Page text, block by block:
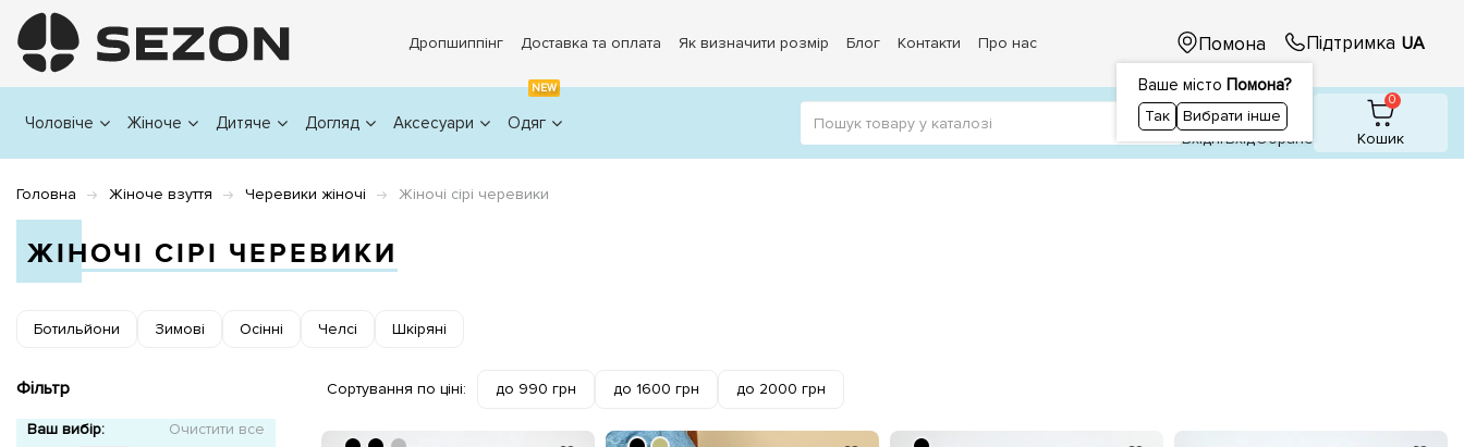
Дропшиппінг Доставка та оплата Як визначити розмір Блог Контакти Про нас Помона
Ваше місто Помона?
Так Вибрати інше
Підтримка UA
Чоловіче Жіноче Дитяче Догляд Аксесуари
NEW
Одяг
1
ВхідніВхiдОбране
0
Кошик
Головна Жіноче взуття Черевики жіночі Жіночі сірі черевики
ЖІНОЧІ СІРІ ЧЕРЕВИКИ
Ботильйони Зимові Осінні Челсі Шкіряні
Фільтр
Ваш вибір:
Очистити все
Сортування по ціні: до 990 грн до 1600 грн до 2000 грн